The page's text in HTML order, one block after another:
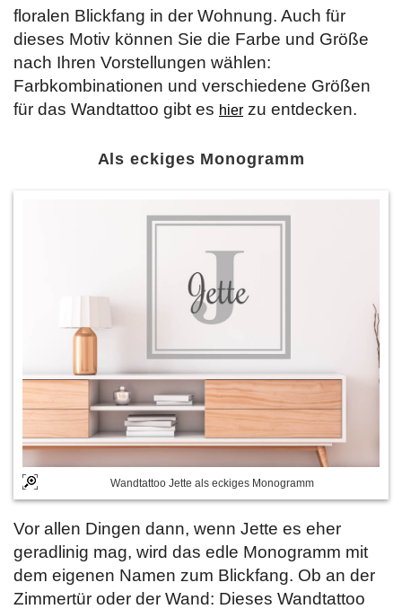
floralen Blickfang in der Wohnung. Auch für
dieses Motiv können Sie die Farbe und Größe
nach Ihren Vorstellungen wählen:
Farbkombinationen und verschiedene Größen
für das Wandtattoo gibt es hier zu entdecken.
Als eckiges Monogramm
Wandtattoo Jette als eckiges Monogramm
Vor allen Dingen dann, wenn Jette es eher
geradlinig mag, wird das edle Monogramm mit
dem eigenen Namen zum Blickfang. Ob an der
Zimmertür oder der Wand: Dieses Wandtattoo